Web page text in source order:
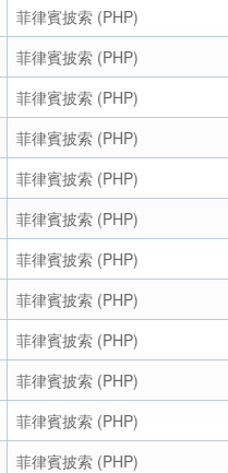
菲律賓披索 (PHP)
菲律賓披索 (PHP)
菲律賓披索 (PHP)
菲律賓披索 (PHP)
菲律賓披索 (PHP)
菲律賓披索 (PHP)
菲律賓披索 (PHP)
菲律賓披索 (PHP)
菲律賓披索 (PHP)
菲律賓披索 (PHP)
菲律賓披索 (PHP)
菲律賓披索 (PHP)